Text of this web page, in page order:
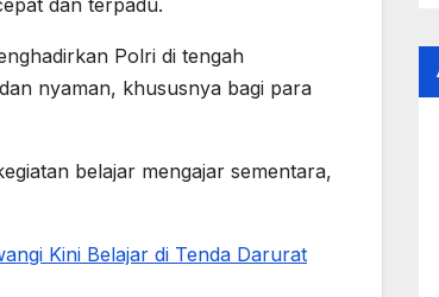
dan terpadu.
Polri di tengah
nyaman, khususnya bagi para
belajar mengajar sementara,
Kini Belajar di Tenda Darurat